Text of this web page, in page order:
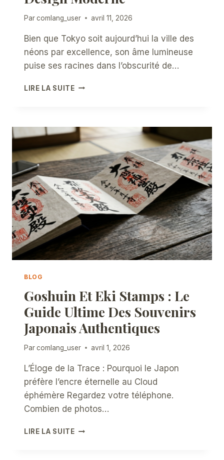
Parcomlang_user avril 11, 2026
Bien que Tokyo soit aujourd’hui la ville des
néons par excellence, son âme lumineuse
puise ses racines dans l’obscurité de…
LIRE LA SUITELUMIÈRES
SECRET
DES
LANTERNES
JAPONAISES
QUI
ILLUMINENT
ENCORE
LE
DESIGN
MODERNE
BLOG
Goshuin Et Eki Stamps : Le
Guide Ultime Des Souvenirs
Japonais Authentiques
Parcomlang_user avril 1, 2026
L’Éloge de la Trace : Pourquoi le Japon
préfère l’encre éternelle au Cloud
éphémère Regardez votre téléphone.
Combien de photos…
LIRE LA SUITEGOSHUIN